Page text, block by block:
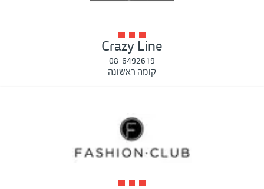
Crazy Line
08-6492619
קומה ראשונה